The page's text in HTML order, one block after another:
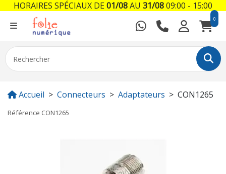
0
Accueil Connecteurs Adaptateurs CON1265
Référence CON1265
HORAIRES SPÉCIAUX DE01/08AU 31/0809:00 - 15:00